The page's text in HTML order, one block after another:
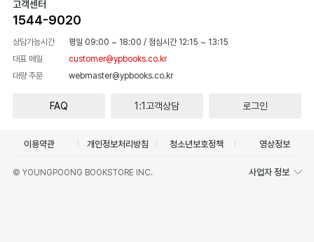
고객센터
1544-9020
상담가능시간 평일 09:00 ~ 18:00 / 점심시간 12:15 ~ 13:15
대표 메일
customer@ypbooks.co.kr
대량 주문
webmaster@ypbooks.co.kr
FAQ 1:1고객상담 로그인
이용약관 개인정보처리방침 청소년보호정책 영상정보
© YOUNGPOONG BOOKSTORE INC. 사업자 정보